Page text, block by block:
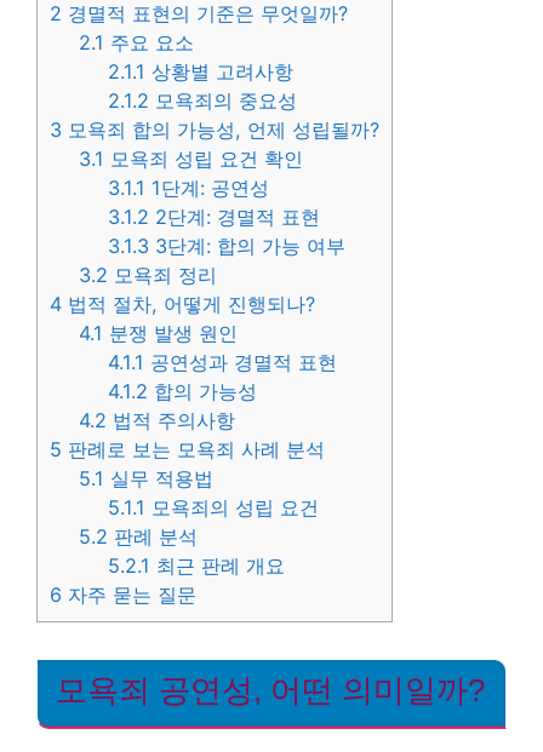
2 경멸적 표현의 기준은 무엇일까?
2.1 주요 요소
2.1.1 상황별 고려사항
2.1.2 모욕죄의 중요성
3 모욕죄 합의 가능성, 언제 성립될까?
3.1 모욕죄 성립 요건 확인
3.1.1 1단계: 공연성
3.1.2 2단계: 경멸적 표현
3.1.3 3단계: 합의 가능 여부
3.2 모욕죄 정리
4 법적 절차, 어떻게 진행되나?
4.1 분쟁 발생 원인
4.1.1 공연성과 경멸적 표현
4.1.2 합의 가능성
4.2 법적 주의사항
5 판례로 보는 모욕죄 사례 분석
5.1 실무 적용법
5.1.1 모욕죄의 성립 요건
5.2 판례 분석
5.2.1 최근 판례 개요
6 자주 묻는 질문
모욕죄 공연성, 어떤 의미일까?